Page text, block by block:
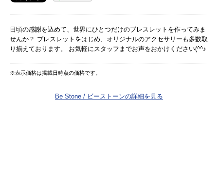
日頃の感謝を込めて、世界にひとつだけのブレスレットを作ってみま
せんか？ ブレスレットをはじめ、オリジナルのアクセサリーも多数取
り揃えております。 お気軽にスタッフまでお声をおかけください(^^♪
※表示価格は掲載日時点の価格です。
Be Stone / ビーストーンの詳細を見る